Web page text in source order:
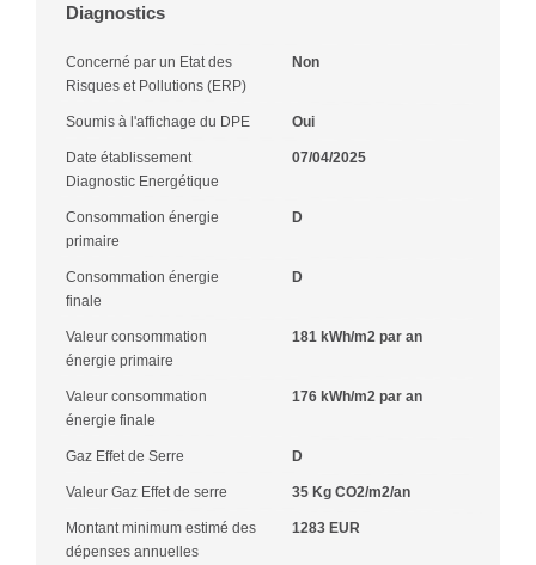
Diagnostics
Concerné par un Etat des
Risques et Pollutions (ERP)
Non
Soumis à l'affichage du DPE Oui
Date établissement
Diagnostic Energétique
07/04/2025
Consommation énergie
primaire
D
Consommation énergie
finale
D
Valeur consommation
énergie primaire
181 kWh/m2 par an
Valeur consommation
énergie finale
176 kWh/m2 par an
Gaz Effet de Serre D
Valeur Gaz Effet de serre 35 Kg CO2/m2/an
Montant minimum estimé des
dépenses annuelles
1283 EUR